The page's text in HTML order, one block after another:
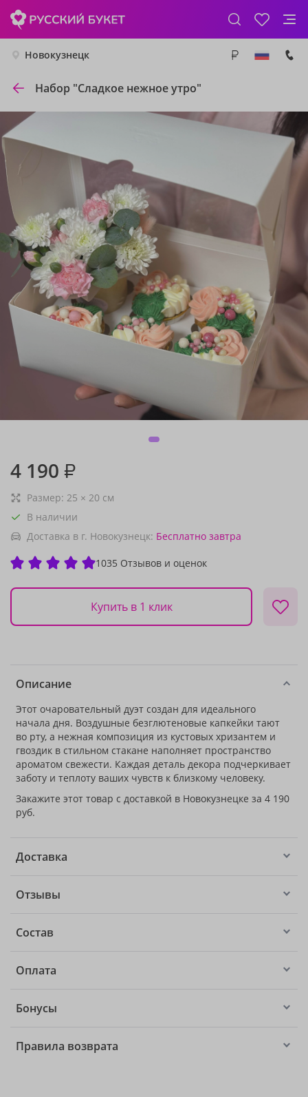
Новокузнецк
Набор "Сладкое нежное утро"
4 190 ₽
Размер: 25 × 20 см
В наличии
Доставка в г. Новокузнецк: Бесплатно завтра
1035 Отзывов и оценок
Купить в 1 клик
Описание
Этот очаровательный дуэт создан для идеального
начала дня. Воздушные безглютеновые капкейки тают
во рту, а нежная композиция из кустовых хризантем и
гвоздик в стильном стакане наполняет пространство
ароматом свежести. Каждая деталь декора подчеркивает
заботу и теплоту ваших чувств к близкому человеку.
Закажите этот товар с доставкой в Новокузнецке за 4 190
руб.
Доставка
Отзывы
Состав
Оплата
Бонусы
Правила возврата